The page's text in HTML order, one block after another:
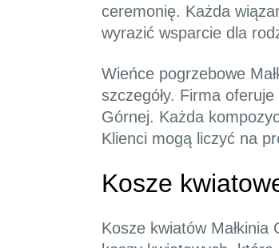
ceremonię. Każda
wyrazić wsparcie dla
Wieńce pogrzebowe
szczegóły. Firma
Górnej. Każda
Klienci mogą liczyć na
Kosze
Kosze kwiatów